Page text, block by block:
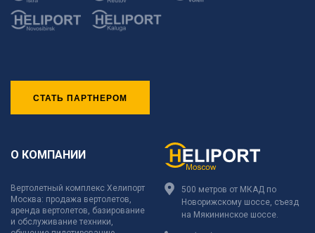
СТАТЬ ПАРТНЕРОМ
О КОМПАНИИ
Вертолетный комплекс Хелипорт
Москва: продажа вертолетов,
аренда вертолетов, базирование
и обслуживание техники,
500 метров от МКАД по
Новорижскому шоссе, съезд
на Мякининское шоссе.